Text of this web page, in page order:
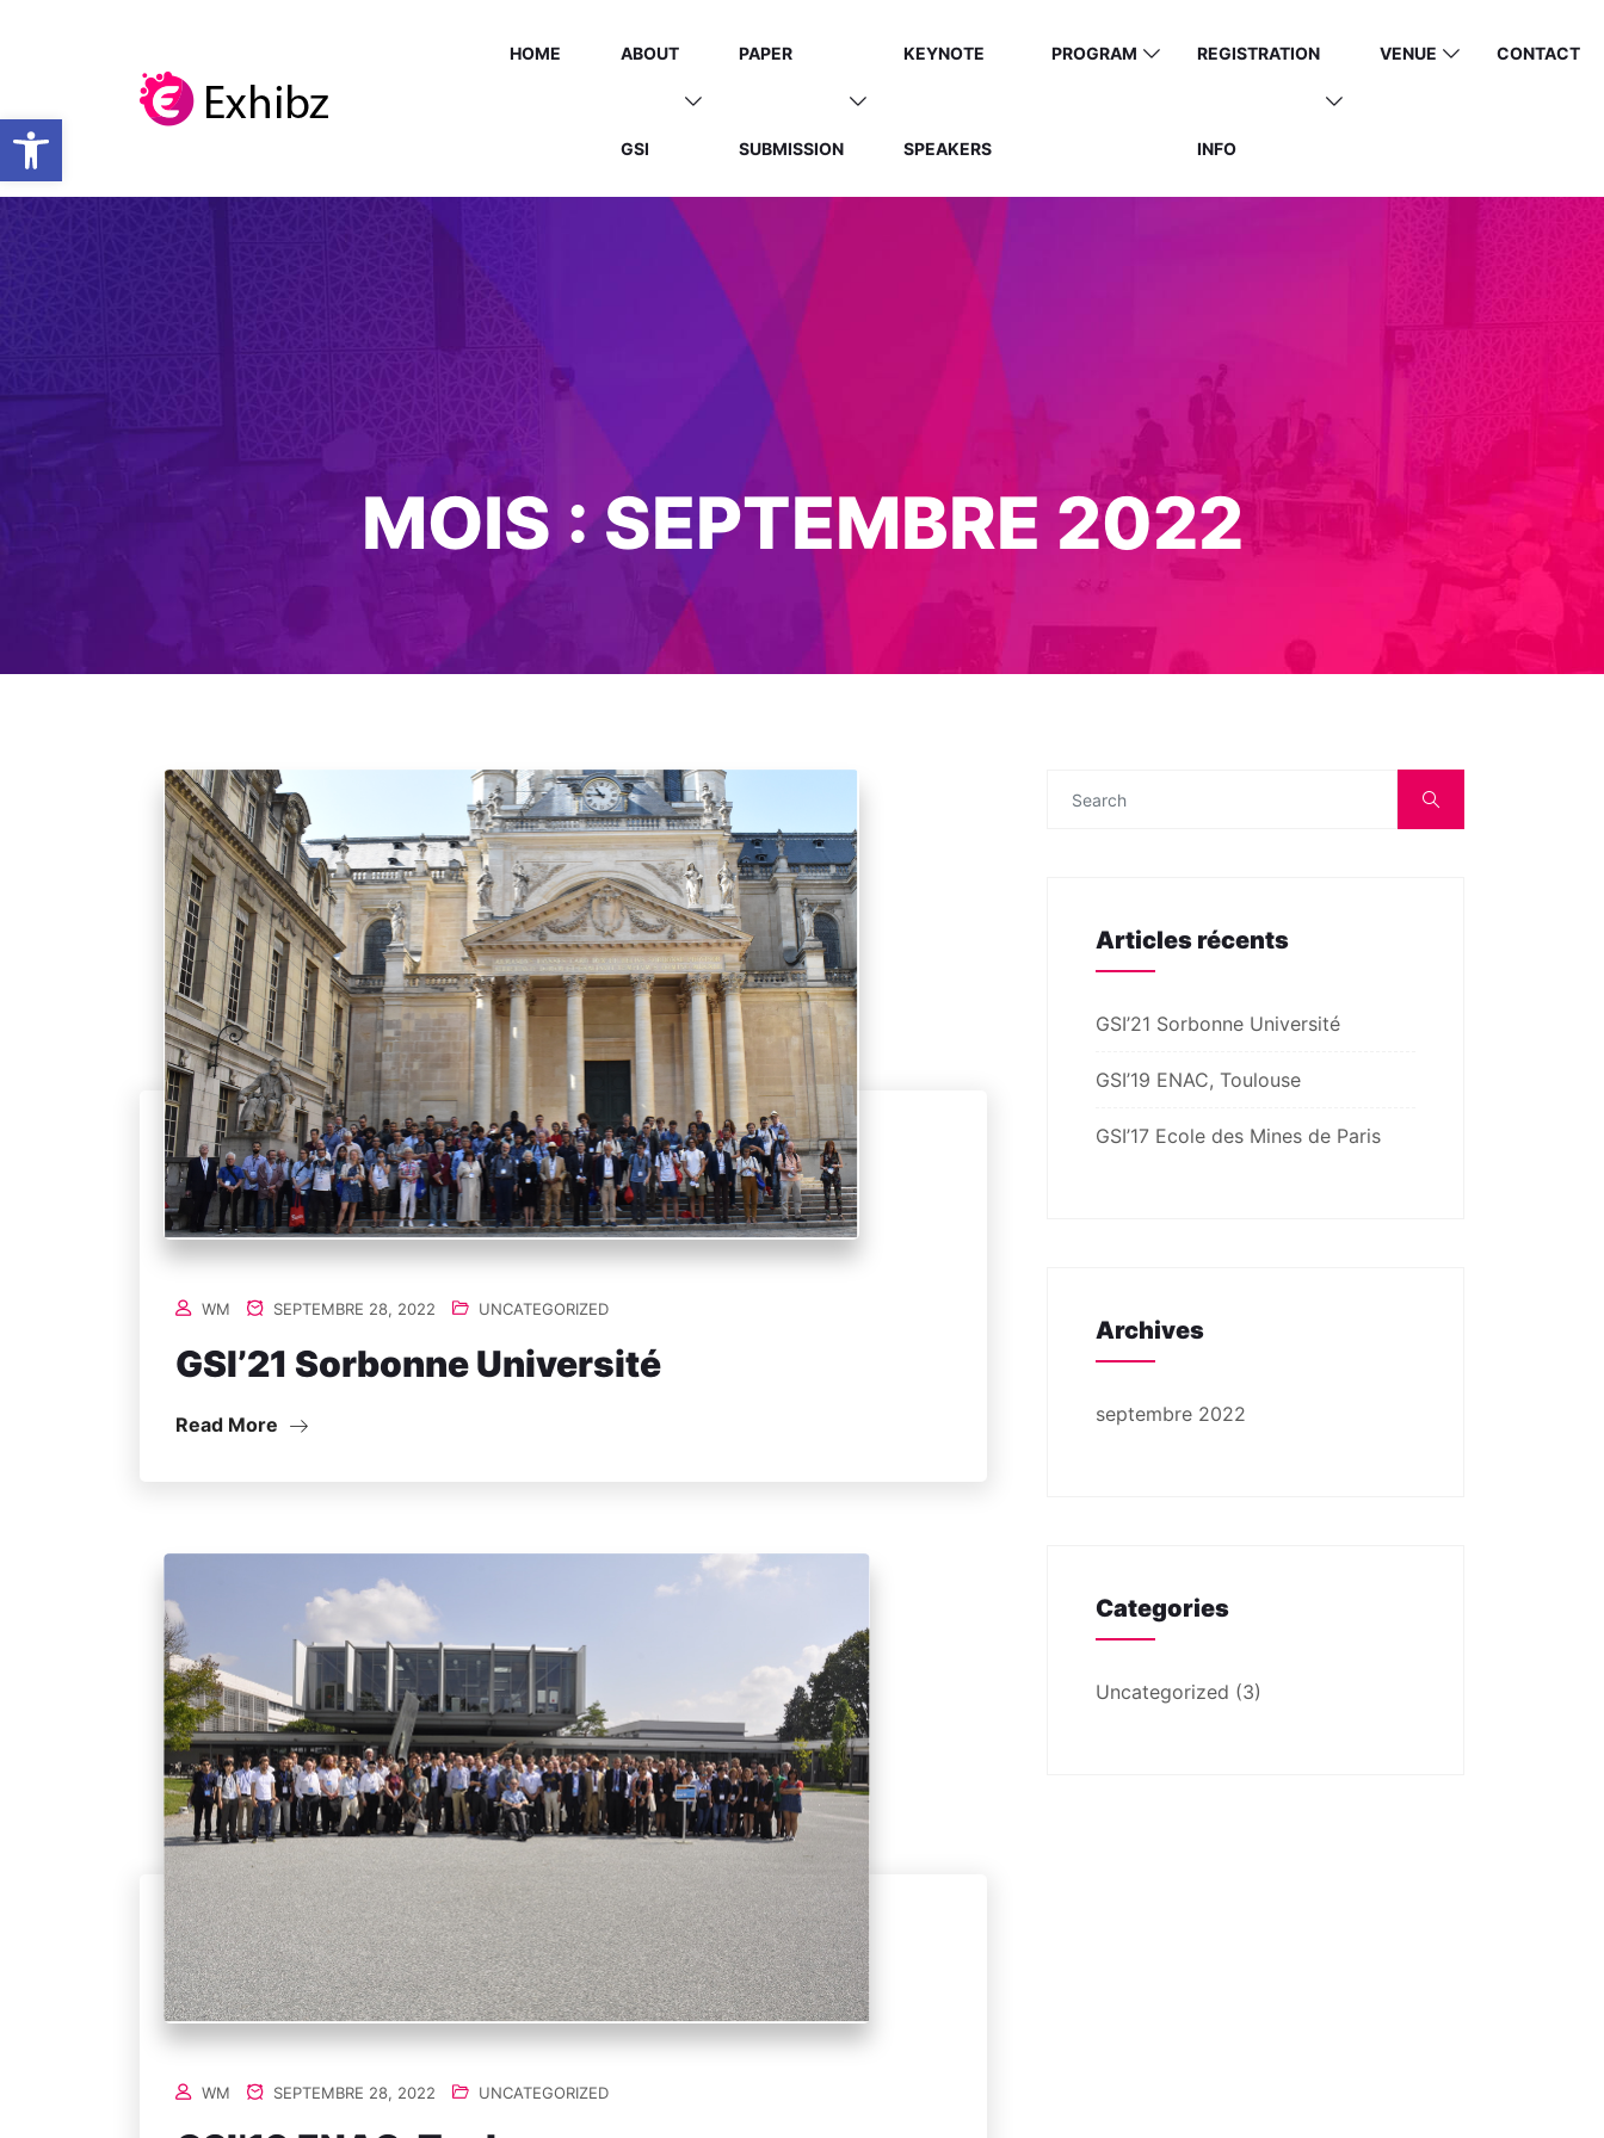
Ouvrir la barre d’outils
HOME ABOUT
GSI
PAPER
SUBMISSION
KEYNOTE
SPEAKERS
PROGRAM REGISTRATION
INFO
VENUE CONTACT
MOIS :SEPTEMBRE 2022
WM SEPTEMBRE 28, 2022 UNCATEGORIZED
GSI’21 Sorbonne Université
Read More
WM SEPTEMBRE 28, 2022 UNCATEGORIZED
Articles récents
GSI’21 Sorbonne Université
GSI’19 ENAC, Toulouse
GSI’17 Ecole des Mines de Paris
Archives
septembre 2022
Categories
Uncategorized (3)